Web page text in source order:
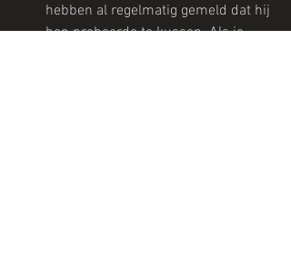
hebben al regelmatig gemeld dat hij
hen probeerde te kussen. Als je